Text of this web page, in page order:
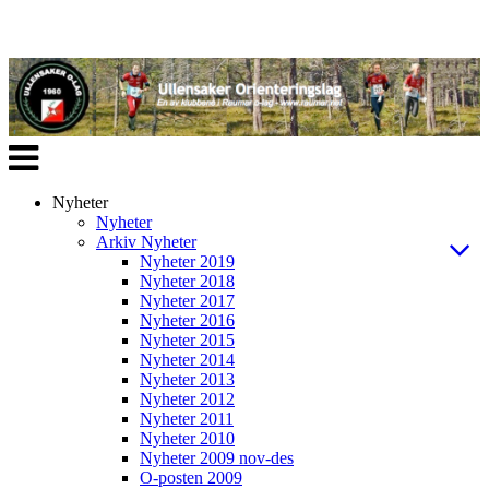
Veksle
navigasjon
Nyheter
Nyheter
Arkiv Nyheter
Nyheter 2019
Nyheter 2018
Nyheter 2017
Nyheter 2016
Nyheter 2015
Nyheter 2014
Nyheter 2013
Nyheter 2012
Nyheter 2011
Nyheter 2010
Nyheter 2009 nov-des
O-posten 2009